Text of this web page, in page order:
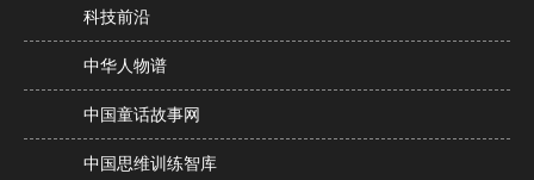
科技前沿
中华人物谱
中国童话故事网
中国思维训练智库